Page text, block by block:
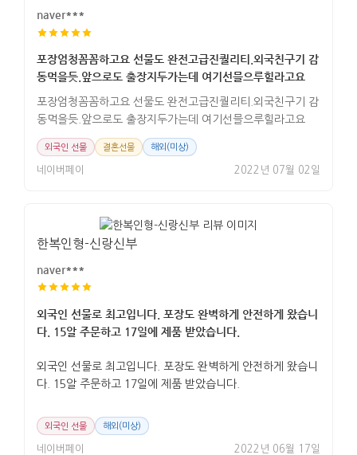
naver***
포장엄청꼼꼼하고요 선물도 완전고급진퀄리티.외국친구기 감
동먹을듯.앞으로도 출장지두가는데 여기선믈으루힐라고요
포장엄청꼼꼼하고요 선물도 완전고급진퀄리티.외국친구기 감
동먹을듯.앞으로도 출장지두가는데 여기선믈으루힐라고요
외국인 선물 결혼선물 해외(미상)
네이버페이 2022년 07월 02일
한복인형-신랑신부
naver***
외국인 선물로 최고입니다. 포장도 완벽하게 안전하게 왔습니
다. 15알 주문하고 17일에 제품 받았습니다.
외국인 선물로 최고입니다. 포장도 완벽하게 안전하게 왔습니
다. 15알 주문하고 17일에 제품 받았습니다.
외국인 선물 해외(미상)
네이버페이 2022년 06월 17일